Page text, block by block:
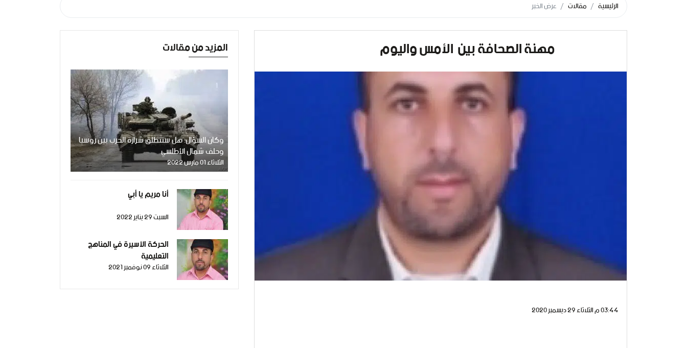
الرئيسية مقالات عرض الخبر
مهنة الصحافة بين الأمس واليوم
03:44 م الثلاثاء 29 ديسمبر 2020
المزيد من مقالات
وكان السؤال: هل ستنطلق شرارة الحرب بين روسيا
وحلف شمال الأطلسي
الثلاثاء 01 مارس 2022
أنا مريم يا أبي
السبت 29 يناير 2022
الحركة الأسيرة في المناهج
التعليمية
الثلاثاء 09 نوفمبر 2021